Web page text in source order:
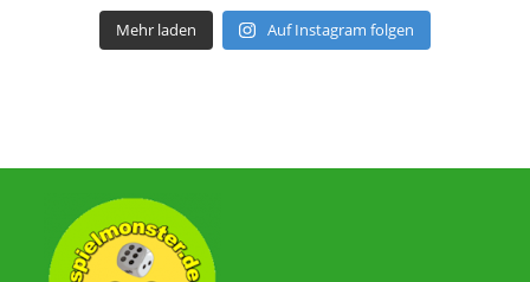
Mehr laden Auf Instagram folgen